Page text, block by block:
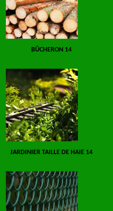
BÛCHERON 14
JARDINIER TAILLE DE HAIE 14